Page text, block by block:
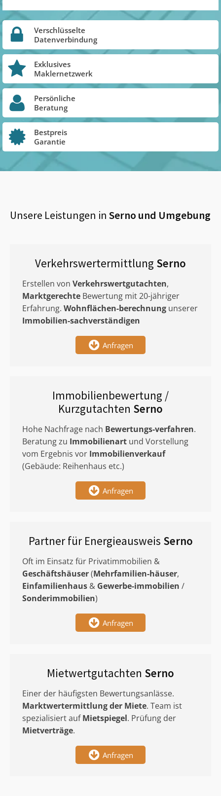
Verschlüsselte
Datenverbindung
Exklusives
Maklernetzwerk
Persönliche
Beratung
Bestpreis
Garantie
Unsere Leistungen in Serno und Umgebung
Verkehrswertermittlung Serno
Erstellen von Verkehrswertgutachten,
Marktgerechte Bewertung mit 20-jähriger
Erfahrung. Wohnflächen-berechnung unserer
Immobilien-sachverständigen
Anfragen
Immobilienbewertung /
Kurzgutachten Serno
Hohe Nachfrage nach Bewertungs-verfahren.
Beratung zu Immobilienart und Vorstellung
vom Ergebnis vor Immobilienverkauf
(Gebäude: Reihenhaus etc.)
Anfragen
Partner für Energieausweis Serno
Oft im Einsatz für Privatimmobilien &
Geschäftshäuser(Mehrfamilien-häuser,
Einfamilienhaus & Gewerbe-immobilien /
Sonderimmobilien)
Anfragen
Mietwertgutachten Serno
Einer der häufigsten Bewertungsanlässe.
Marktwertermittlungder Miete. Team ist
spezialisiert aufMietspiegel. Prüfung der
Mietverträge.
Anfragen